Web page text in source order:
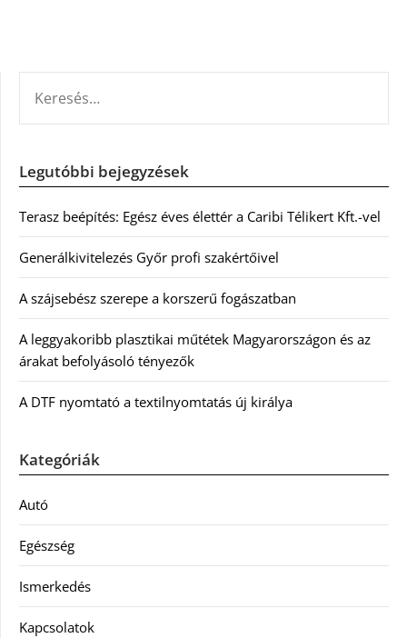
Legutóbbi bejegyzések
Terasz beépítés: Egész éves élettér a Caribi Télikert Kft.-vel
Generálkivitelezés Győr profi szakértőivel
A szájsebész szerepe a korszerű fogászatban
A leggyakoribb plasztikai műtétek Magyarországon és az
árakat befolyásoló tényezők
A DTF nyomtató a textilnyomtatás új királya
Kategóriák
Autó
Egészség
Ismerkedés
Kapcsolatok